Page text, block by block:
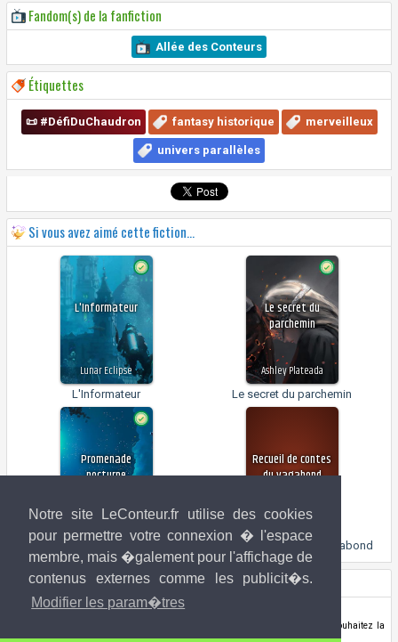
Notre site LeConteur.fr utilise des cookies
pour permettre votre connexion � l'espace
membre, mais �galement pour l'affichage de
contenus externes comme les publicit�s.
Modifier les param�tres
Fandom(s) de la fanfiction
Allée des Conteurs
Étiquettes
📜 #DéfiDuChaudron fantasy historique merveilleux
univers parallèles
Si vous avez aimé cette fiction...
L'Informateur
Lunar Eclipse
L'Informateur
Le secret du
parchemin
Ashley Plateada
Le secret du parchemin
Promenade
nocturne
Feydra
Promenade nocturne
Recueil de contes
du vagabond
Aestir
Recueil de contes du vagabond
Droits de l'image
Inconnu (si vous êtes l'artiste,
Si vous êtes l'ayant-droit de l'image utilisée ci-dessus et que vous souhaitez la
retirer de la banque d'image LeConteur.fr,contactez-nous.